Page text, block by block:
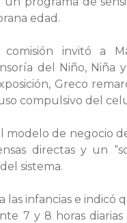
edad.
invitó a
del Niño, Niña
Greco
compulsivo del
modelo de negocio
directas y un
sistema.
las infancias e indicó
7 y 8 horas